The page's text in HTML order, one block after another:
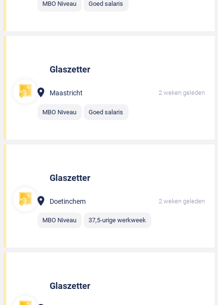
MBO Niveau Goed salaris
Glaszetter
Maastricht 2 weken geleden
MBO Niveau Goed salaris
Glaszetter
Doetinchem 2 weken geleden
MBO Niveau 37,5-urige werkweek
Glaszetter